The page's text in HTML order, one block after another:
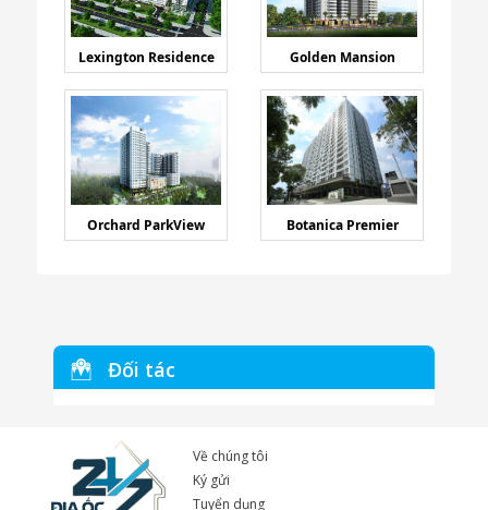
Lexington Residence Golden Mansion
Orchard ParkView Botanica Premier
Đối tác
Về chúng tôi
Ký gửi
Tuyển dụng